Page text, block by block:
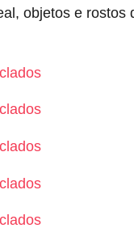
objetos e rostos